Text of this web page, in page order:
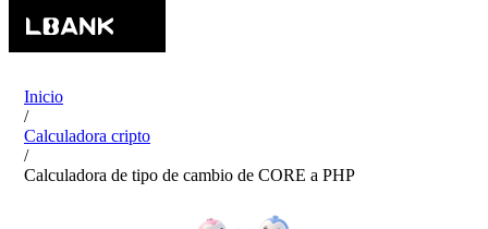
Inicio
/
Calculadora cripto
/
Calculadora de tipo de cambio de CORE a PHP